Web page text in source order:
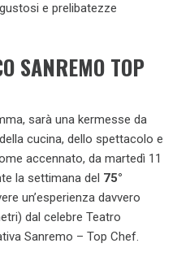
e prelibatezze
SANREMO TOP
sarà una kermesse da
cucina, dello spettacolo e
accennato, da martedì 11
la settimana del 75°
un’esperienza davvero
dal celebre Teatro
Sanremo – Top Chef.